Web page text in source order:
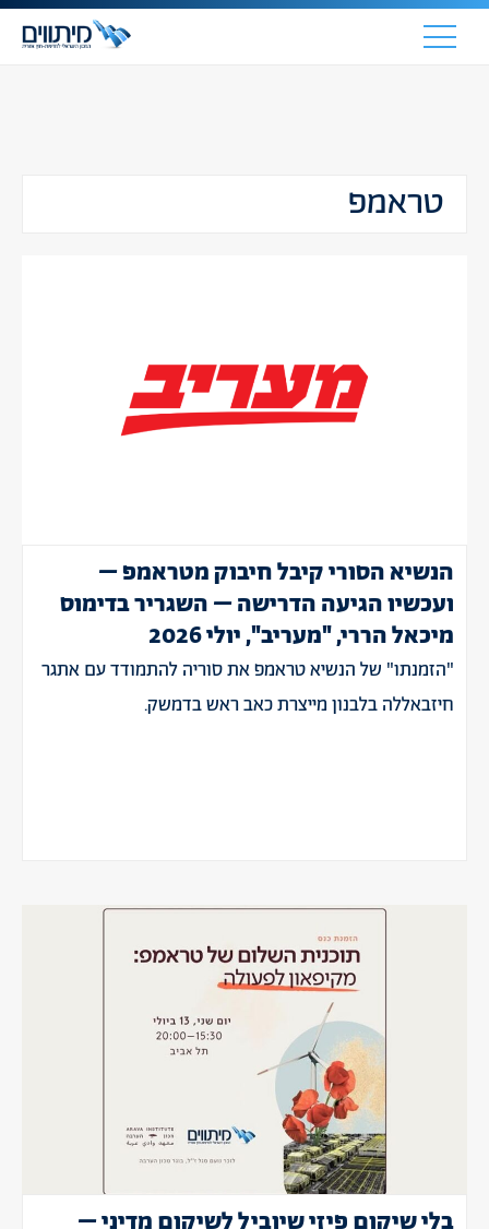
טראמפ
הנשיא הסורי קיבל חיבוק מטראמפ –
ועכשיו הגיעה הדרישה – השגריר בדימוס
מיכאל הררי, "מעריב", יולי 2026
"הזמנתו" של הנשיא טראמפ את סוריה להתמודד עם אתגר
חיזבאללה בלבנון מייצרת כאב ראש בדמשק.